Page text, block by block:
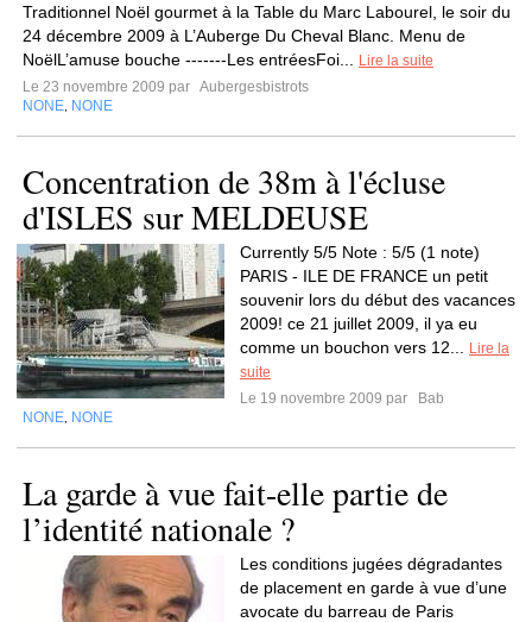
Traditionnel Noël gourmet à la Table du Marc Labourel, le soir du
24 décembre 2009 à L’Auberge Du Cheval Blanc. Menu de
NoëlL’amuse bouche -------Les entréesFoi...
Lire la suite
Le 23 novembre 2009 par Aubergesbistrots
NONE NONE
Concentration de 38m à l'écluse
d'ISLES sur MELDEUSE
Currently 5/5 Note : 5/5 (1 note)
PARIS - ILE DE FRANCE un petit
souvenir lors du début des vacances
2009! ce 21 juillet 2009, il ya eu
comme un bouchon vers 12...
Lire la
suite
Le 19 novembre 2009 par
Bab
NONE NONE
La garde à vue fait-elle partie de
l’identité nationale ?
Les conditions jugées dégradantes
de placement en garde à vue d’une
avocate du barreau de Paris